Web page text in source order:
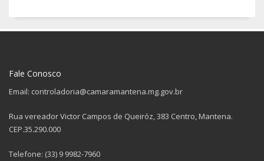
Fale Conosco
Email: controladoria@camaramantena.mg.gov.br
Rua vereador Victor Campos de Queiróz, 383 Centro, Mantena.
CEP.35.290.000
Telefone: (33) 9 9982-7960